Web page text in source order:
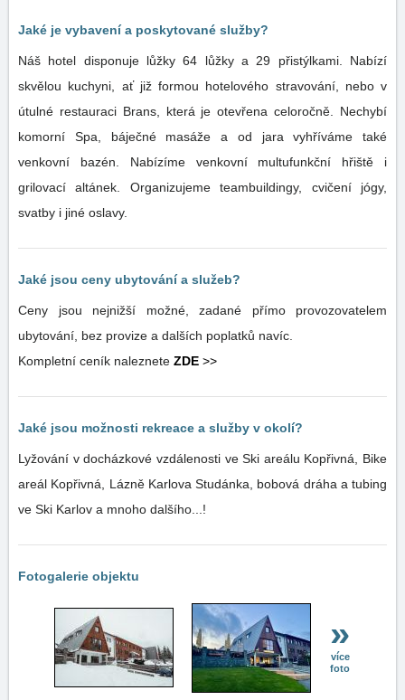
Jaké je vybavení a poskytované služby?
Náš hotel disponuje lůžky 64 lůžky a 29 přistýlkami. Nabízí
skvělou kuchyni, ať již formou hotelového stravování, nebo v
útulné restauraci Brans, která je otevřena celoročně. Nechybí
komorní Spa, báječné masáže a od jara vyhříváme také
venkovní bazén. Nabízíme venkovní multufunkční hřiště i
grilovací altánek. Organizujeme teambuildingy, cvičení jógy,
svatby i jiné oslavy.
Jaké jsou ceny ubytování a služeb?
Ceny jsou nejnižší možné, zadané přímo provozovatelem
ubytování, bez provize a dalších poplatků navíc.
Kompletní ceník naleznete ZDE >>
Jaké jsou možnosti rekreace a služby v okolí?
Lyžování v docházkové vzdálenosti ve Ski areálu Kopřivná, Bike
areál Kopřivná, Lázně Karlova Studánka, bobová dráha a tubing
ve Ski Karlov a mnoho dalšího...!
Fotogalerie objektu
»
více
foto